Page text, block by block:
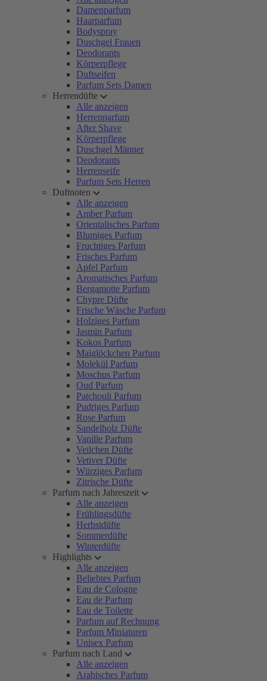
Damenparfum
Haarparfum
Bodyspray
Duschgel Frauen
Deodorants
Körperpflege
Duftseifen
Parfum Sets Damen
Herrendüfte
Alle anzeigen
Herrenparfum
After Shave
Körperpflege
Duschgel Männer
Deodorants
Herrenseife
Parfum Sets Herren
Duftnoten
Alle anzeigen
Amber Parfum
Orientalisches Parfum
Blumiges Parfum
Fruchtiges Parfum
Frisches Parfum
Apfel Parfum
Aromatisches Parfum
Bergamotte Parfum
Chypre Düfte
Frische Wäsche Parfum
Holziges Parfum
Jasmin Parfum
Kokos Parfum
Maiglöckchen Parfum
Molekül Parfum
Moschus Parfum
Oud Parfum
Patchouli Parfum
Pudriges Parfum
Rose Parfum
Sandelholz Düfte
Vanille Parfum
Veilchen Düfte
Vetiver Düfte
Würziges Parfum
Zitrische Düfte
Parfum nach Jahreszeit
Alle anzeigen
Frühlingsdüfte
Herbstdüfte
Sommerdüfte
Winterdüfte
Highlights
Alle anzeigen
Beliebtes Parfum
Eau de Cologne
Eau de Parfum
Eau de Toilette
Parfum auf Rechnung
Parfum Miniaturen
Unisex Parfum
Parfum nach Land
Alle anzeigen
Arabisches Parfum